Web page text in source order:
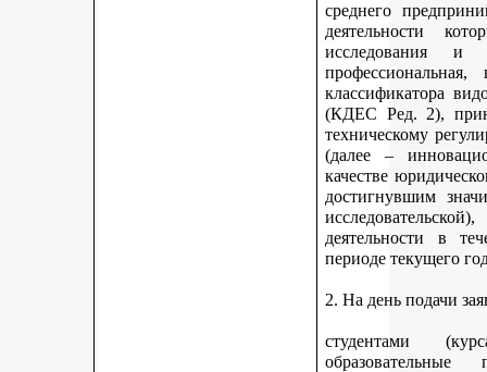
среднего
деятельности
исследования и
классификатора
(КДЕС Ред. 2),
техническому
(далее –
качестве
достигнувшим
деятельности в
периоде текущего
2. На день подачи
студентами
образовательные